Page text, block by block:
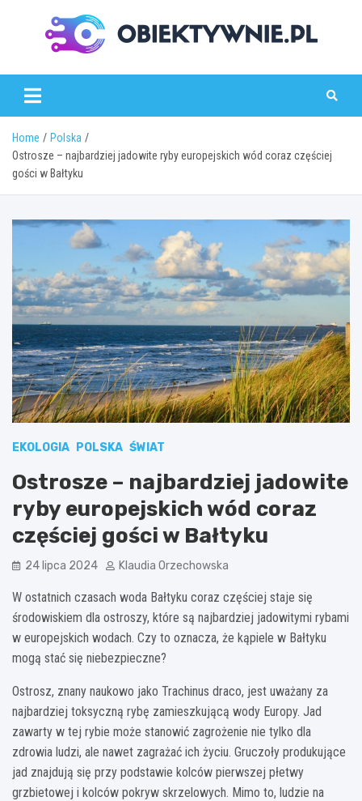
obiektywnie.pl
Home
Polska
Ostrosze – najbardziej jadowite ryby europejskich wód coraz częściej
gości w Bałtyku
EKOLOGIA POLSKA ŚWIAT
Ostrosze – najbardziej jadowite
ryby europejskich wód coraz
częściej gości w Bałtyku
24 lipca 2024 Klaudia Orzechowska
W ostatnich czasach woda Bałtyku coraz częściej staje się
środowiskiem dla ostroszy, które są najbardziej jadowitymi rybami
w europejskich wodach. Czy to oznacza, że kąpiele w Bałtyku
mogą stać się niebezpieczne?
Ostrosz, znany naukowo jako Trachinus draco, jest uważany za
najbardziej toksyczną rybę zamieszkującą wody Europy. Jad
zawarty w tej rybie może stanowić zagrożenie nie tylko dla
zdrowia ludzi, ale nawet zagrażać ich życiu. Gruczoły produkujące
jad znajdują się przy podstawie kolców pierwszej płetwy
grzbietowej i kolców pokryw skrzelowych. Mimo to, ludzie na